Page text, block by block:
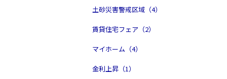
土砂災害警戒区域（4）
賃貸住宅フェア（2）
マイホーム（4）
金利上昇（1）